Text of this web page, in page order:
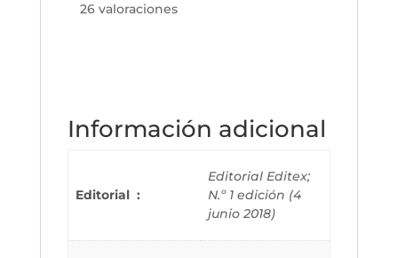
26 valoraciones
Información adicional
Editorial ‏ : ‎
Editorial Editex;
N.º 1 edición (4
junio 2018)